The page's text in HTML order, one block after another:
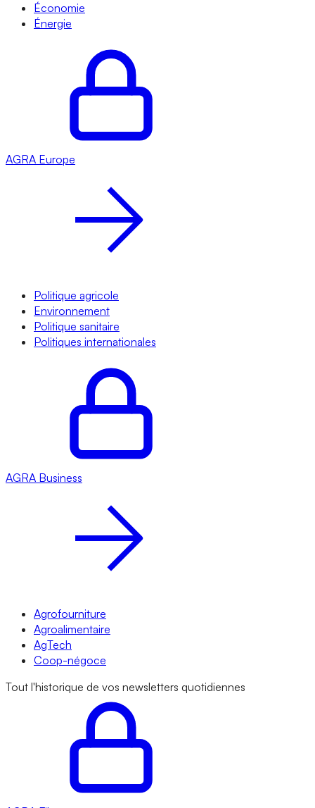
Économie
Énergie
AGRA Europe
Politique agricole
Environnement
Politique sanitaire
Politiques internationales
AGRA Business
Agrofourniture
Agroalimentaire
AgTech
Coop-négoce
Tout l'historique de vos newsletters quotidiennes